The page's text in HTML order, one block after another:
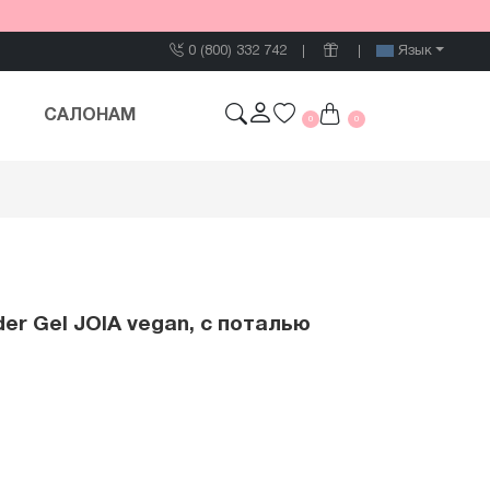
0 (800) 332 742 Язык
САЛОНАМ 0 0
Gel JOIA vegan, с поталью